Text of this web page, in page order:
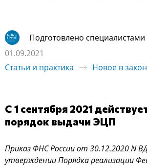
Подготовлено
01.09.2021
Статьи и практика
Новое в
С 1 сентября 2021
порядок выдачи ЭЦП
Приказ ФНС России от 30.12.2020 N
утверждении Порядка реализации